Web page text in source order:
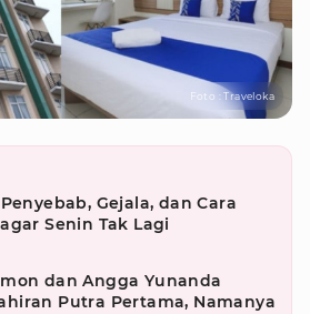
Foto : Traveloka
Gejala, dan Cara
Senin Tak Lagi
dan Angga Yunanda
Putra Pertama, Namanya